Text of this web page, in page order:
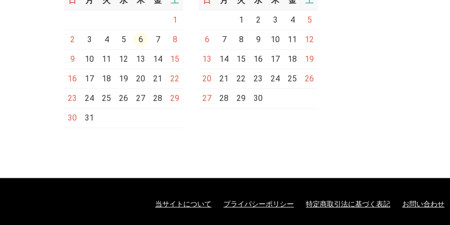
1
2 3 4 5 6 7 8
9 10 11 12 13 14 15
16 17 18 19 20 21 22
23 24 25 26 27 28 29
30 31
1 2 3 4 5
6 7 8 9 10 11 12
13 14 15 16 17 18 19
20 21 22 23 24 25 26
27 28 29 30
当サイトについて プライバシーポリシー 特定商取引法に基づく表記 お問い合わせ